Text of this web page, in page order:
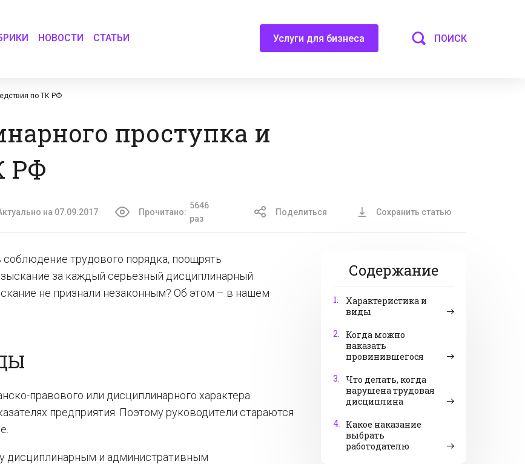
НОВОСТИ СТАТЬИ Услуги для бизнеса ПОИСК
по ТК РФ
проступка и
РФ
на 07.09.2017 Прочитано:
5646
раз
Поделиться Сохранить статью
Содержание
1.
Характеристика и
виды
2.
Когда можно
наказать
провинившегося
3.
Что делать, когда
нарушена трудовая
дисциплина
4. Какое наказание
выбрать
работодателю
трудового порядка, поощрять
за каждый серьезный дисциплинарный
не признали незаконным? Об этом – в нашем
правового или дисциплинарного характера
предприятия. Поэтому руководители стараются
дисциплинарным и административным